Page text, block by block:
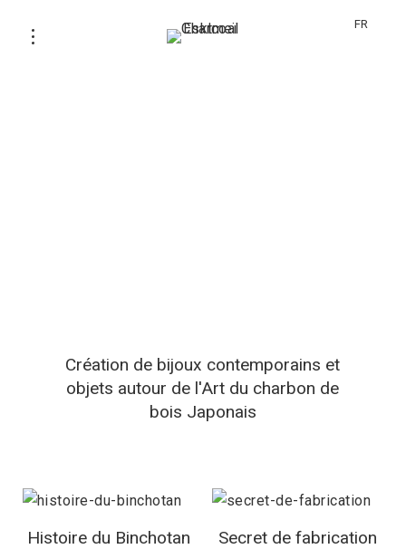
FR
Création de bijoux contemporains et
objets autour de l'Art du charbon de
bois Japonais
Histoire du Binchotan Secret de fabrication